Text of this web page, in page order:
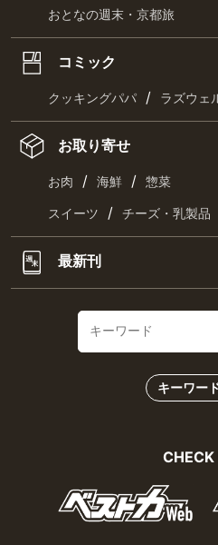
おとなの週末・京都旅
コミック
クッキングパパ / ラズウェ
お取り寄せ
お肉 / 海鮮 / 惣菜
スイーツ / チーズ・乳製品
最新刊
キーワー
CHECK